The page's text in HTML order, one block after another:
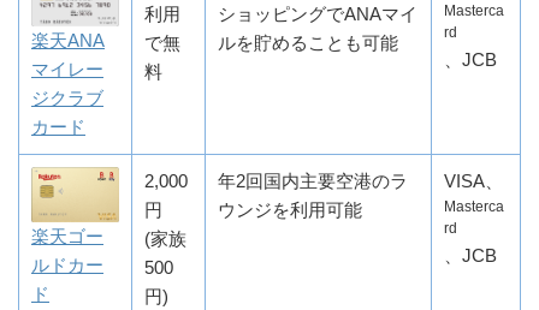
楽天ANA
マイレー
ジクラブ
カード
利用
で無
料
ショッピングでANAマイ
ルを貯めることも可能
Masterca
rd
、JCB
楽天ゴー
ルドカー
ド
2,000
円
(家族
500
円)
年2回国内主要空港のラ
ウンジを利用可能
VISA、
Masterca
rd
、JCB